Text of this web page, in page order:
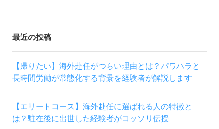
最近の投稿
【帰りたい】海外赴任がつらい理由とは？パワハラと
長時間労働が常態化する背景を経験者が解説します
【エリートコース】海外赴任に選ばれる人の特徴と
は？駐在後に出世した経験者がコッソリ伝授